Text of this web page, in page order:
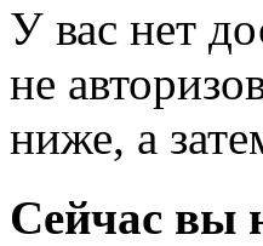
У вас нет
не
ниже, а
Сейчас вы